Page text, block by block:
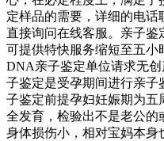
定样品的需要，详细的电
直接询问在线客服。亲子鉴
可提供特快服务缩短至五小
DNA亲子鉴定单位请求无
子鉴定是受孕期间进行亲
子鉴定前提孕妇妊娠期为
全发育，检验出不是老公的
身体损伤小，相对宝妈本